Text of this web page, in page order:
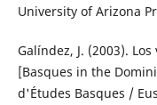
University of Arizona
Galíndez, J. (2003).
[Basques in the
d'Études Basques /